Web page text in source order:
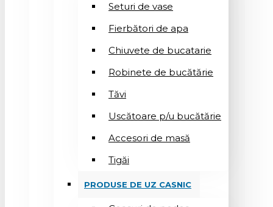
Seturi de vase
Fierbători de apa
Chiuvete de bucatarie
Robinete de bucătărie
Tăvi
Uscătoare p/u bucătărie
Accesori de masă
Tigăi
PRODUSE DE UZ CASNIC